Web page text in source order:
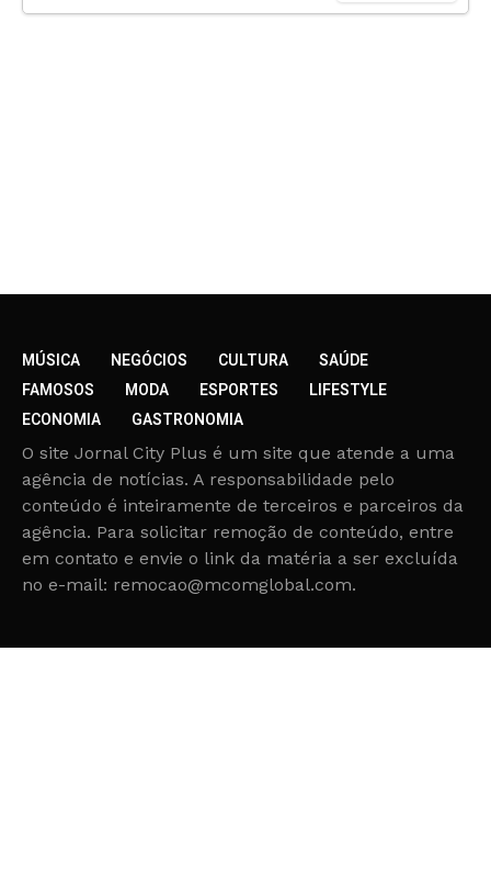
MÚSICA NEGÓCIOS CULTURA
SAÚDE
FAMOSOS
MODA ESPORTES
LIFESTYLE
ECONOMIA
GASTRONOMIA
O site Jornal City Plus é um site que atende a uma
agência de notícias. A responsabilidade pelo
conteúdo é inteiramente de terceiros e parceiros da
agência. Para solicitar remoção de conteúdo, entre
em contato e envie o link da matéria a ser excluída
no e-mail: remocao@mcomglobal.com.